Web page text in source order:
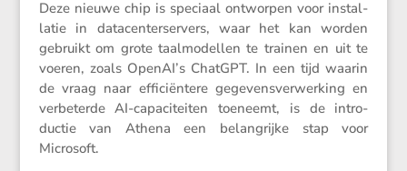
Deze nieuwe chip is speciaal ontworpen voor instal­
latie in datacen­ter­ser­vers, waar het kan worden
gebruikt om grote taalmo­dellen te trainen en uit te
voeren, zoals OpenAI’s ChatGPT. In een tijd waarin
de vraag naar effici­ën­tere gegevens­ver­wer­king en
verbe­terde AI-capaci­teiten toeneemt, is de intro­
ductie van Athena een belang­rijke stap voor
Microsoft.